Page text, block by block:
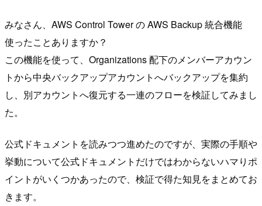
みなさん、AWS Control Tower の AWS Backup 統合機能
使ったことありますか？
この機能を使って、Organizations 配下のメンバーアカウン
トから中央バックアップアカウントへバックアップを集約
し、別アカウントへ復元する一連のフローを検証してみまし
た。
公式ドキュメントを読みつつ進めたのですが、実際の手順や
挙動について公式ドキュメントだけではわからないハマりポ
イントがいくつかあったので、検証で得た知見をまとめてお
きます。